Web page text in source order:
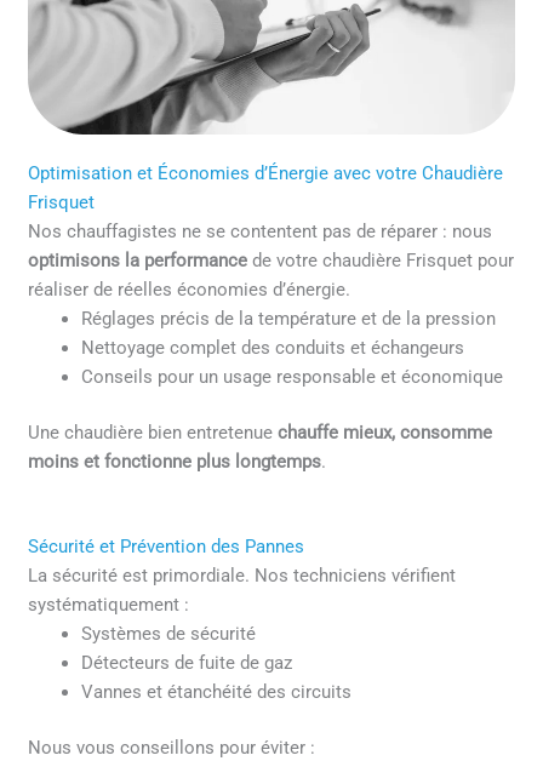
Optimisation et Économies d’Énergie avec votre Chaudière
Frisquet
Nos chauffagistes ne se contentent pas de réparer : nous
optimisons la performance de votre chaudière Frisquet pour
réaliser de réelles économies d’énergie.
Réglages précis de la température et de la pression
Nettoyage complet des conduits et échangeurs
Conseils pour un usage responsable et économique
Une chaudière bien entretenuechauffe mieux, consomme
moins et fonctionne plus longtemps.
Sécurité et Prévention des Pannes
La sécurité est primordiale. Nos techniciens vérifient
systématiquement :
Systèmes de sécurité
Détecteurs de fuite de gaz
Vannes et étanchéité des circuits
Nous vous conseillons pour éviter :